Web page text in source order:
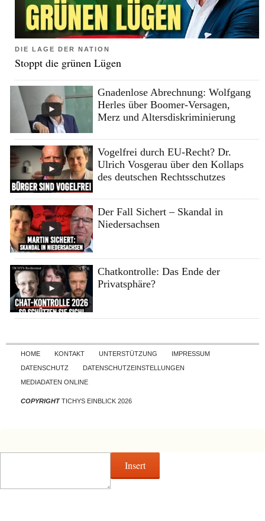
DIE LAGE DER NATION
Stoppt die grünen Lügen
Gnadenlose Abrechnung: Wolfgang
Herles über Boomer-Versagen,
Merz und Altersdiskriminierung
Vogelfrei durch EU-Recht? Dr.
Ulrich Vosgerau über den Kollaps
des deutschen Rechtsschutzes
Der Fall Sichert – Skandal in
Niedersachsen
Chatkontrolle: Das Ende der
Privatsphäre?
Skip to content
HOME KONTAKT UNTERSTÜTZUNG
IMPRESSUM
DATENSCHUTZ
DATENSCHUTZEINSTELLUNGEN
MEDIADATEN ONLINE
COPYRIGHTTICHYS EINBLICK 2026
Insert